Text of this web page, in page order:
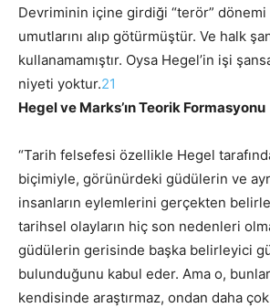
Devriminin içine girdiği “terör” dönemi
umutlarını alıp götürmüştür. Ve halk
kullanamamıştır. Oysa Hegel’in işi
niyeti yoktur.21
Hegel ve Marks’ın Teorik Formasyonu
“Tarih felsefesi özellikle Hegel
biçimiyle, görünürdeki güdülerin ve
insanların eylemlerini gerçekten
tarihsel olayların hiç son nedenleri
güdülerin gerisinde başka belirleyici
bulunduğunu kabul eder. Ama o,
kendisinde araştırmaz, ondan daha